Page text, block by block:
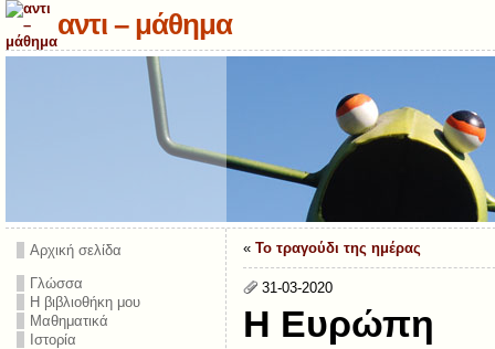
αντι – μάθημα
Αρχική σελίδα
Γλώσσα
Η βιβλιοθήκη μου
Μαθηματικά
Ιστορία
« Το τραγούδι της ημέρας
31-03-2020
Η Ευρώπη